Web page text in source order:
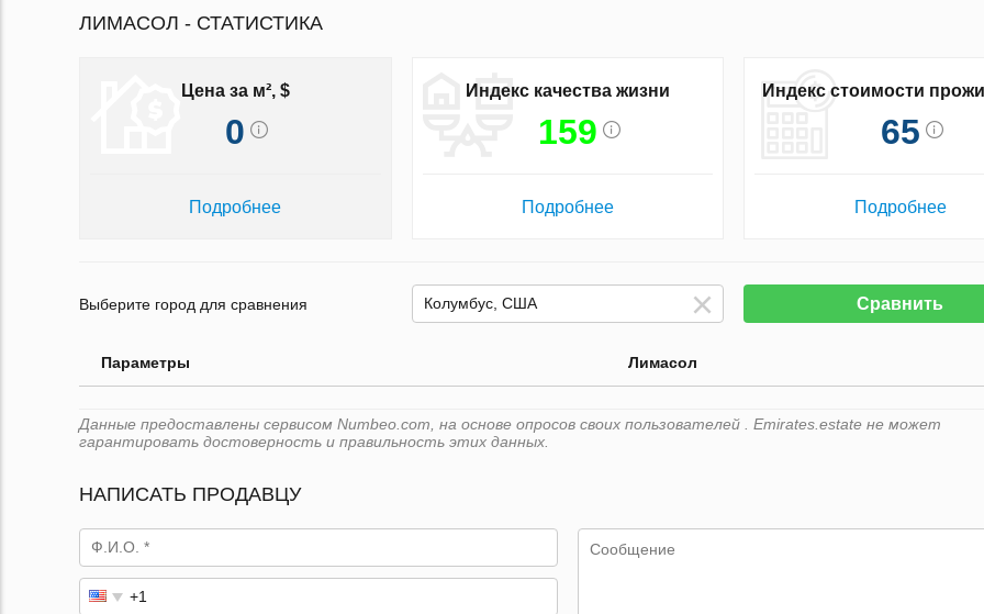
ЛИМАСОЛ - СТАТИСТИКА
Цена за м², $
0
Подробнее
Индекс качества жизни
159
Подробнее
Индекс стоимости
65
Подробнее
Выберите город для сравнения Сравнить
Параметры Лимасол
Данные предоставлены сервисом Numbeo.com, на основе опросов своих пользователей . Emirates.estate не может
гарантировать достоверность и правильность этих данных.
НАПИСАТЬ ПРОДАВЦУ